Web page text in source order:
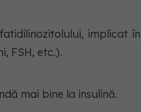
implicat în
FSH, etc.).
mai bine la insulină.